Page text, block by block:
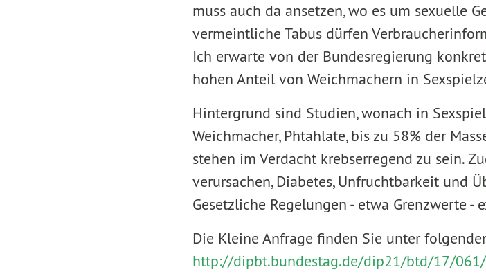
muss auch da ansetzen, wo es um sexuelle
vermeintliche Tabus dürfen
Ich erwarte von der Bundesregierung
hohen Anteil von Weichmachern in
Hintergrund sind Studien, wonach in
Weichmacher, Phtahlate, bis zu 58% der
stehen im Verdacht krebserregend zu sein.
verursachen, Diabetes, Unfruchtbarkeit und
Gesetzliche Regelungen - etwa Grenzwerte -
Die Kleine Anfrage finden Sie unter
http://dipbt.bundestag.de/dip21/btd/17/